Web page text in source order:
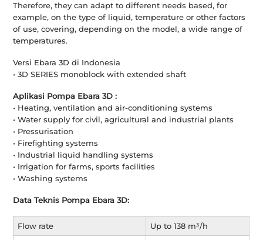
Therefore, they can adapt to different needs based, for
example, on the type of liquid, temperature or other factors
of use, covering, depending on the model, a wide range of
temperatures.
Versi Ebara 3D di Indonesia
• 3D SERIES monoblock with extended shaft
Aplikasi Pompa Ebara 3D :
• Heating, ventilation and air-conditioning systems
• Water supply for civil, agricultural and industrial plants
• Pressurisation
• Firefighting systems
• Industrial liquid handling systems
• Irrigation for farms, sports facilities
• Washing systems
Data Teknis Pompa Ebara 3D:
Flow rate Up to 138 m³/h